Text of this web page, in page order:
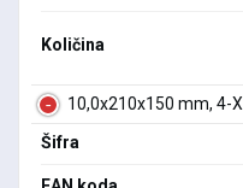
Količina
10,0x210x150 mm, 4-X
Šifra